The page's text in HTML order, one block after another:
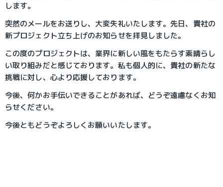
します。
突然のメールをお送りし、大変失礼いたします。先日、貴社の
新プロジェクト立ち上げのお知らせを拝見しました。
この度のプロジェクトは、業界に新しい風をもたらす素晴らし
い取り組みだと感じております。私も個人的に、貴社の新たな
挑戦に対し、心より応援しております。
今後、何かお手伝いできることがあれば、どうぞ遠慮なくお知
らせください。
今後ともどうぞよろしくお願いいたします。